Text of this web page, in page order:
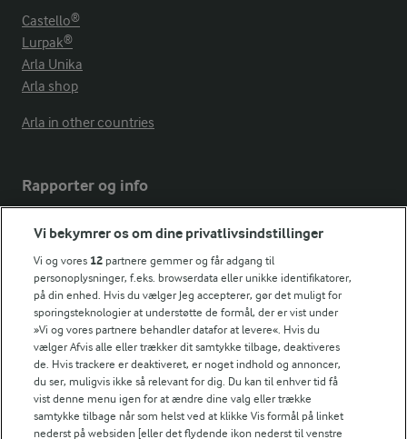
Castello®
Lurpak®
Arla Unika
Arla shop
Arla in other countries
Rapporter og info
Årsrapport
FarmAhead™ Check rapport
Andelshaverinfo: Mælkepris
Fødevarestyrelsens smiley-rapporter for Arla Foods
Fødevarestyrelsens smiley-rapporter for Jörd
Fødevarestyrelsens smiley-rapporter for Lurpak PB
Følg
Vi bekymrer os om dine privatlivsindstillinger
Vi og vores 12 partnere gemmer og får adgang til
personoplysninger, f.eks. browserdata eller unikke identifikatorer,
på din enhed. Hvis du vælger Jeg accepterer, gør det muligt for
sporingsteknologier at understøtte de formål, der er vist under
»Vi og vores partnere behandler datafor at levere«. Hvis du
vælger Afvis alle eller trækker dit samtykke tilbage, deaktiveres
de. Hvis trackere er deaktiveret, er noget indhold og annoncer,
du ser, muligvis ikke så relevant for dig. Du kan til enhver tid få
vist denne menu igen for at ændre dine valg eller trække
samtykke tilbage når som helst ved at klikke Vis formål på linket
nederst på websiden [eller det flydende ikon nederst til venstre